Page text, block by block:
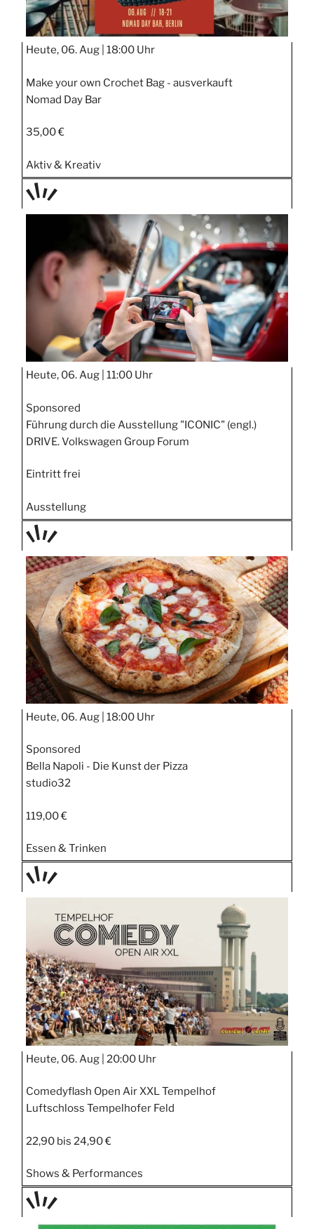
Heute, 06. Aug | 18:00 Uhr
Make your own Crochet Bag - ausverkauft
Nomad Day Bar
35,00 €
Aktiv & Kreativ
TAGE
Heute, 06. Aug | 11:00 Uhr
Sponsored
Führung durch die Ausstellung "ICONIC" (engl.)
DRIVE. Volkswagen Group Forum
Eintritt frei
Ausstellung
TAGE
STIPP
Heute, 06. Aug | 18:00 Uhr
Sponsored
Bella Napoli - Die Kunst der Pizza
studio32
119,00 €
Essen & Trinken
TAGE
STIPP
Heute, 06. Aug | 20:00 Uhr
Comedyflash Open Air XXL Tempelhof
Luftschloss Tempelhofer Feld
22,90 bis 24,90 €
Shows & Performances
TAGE